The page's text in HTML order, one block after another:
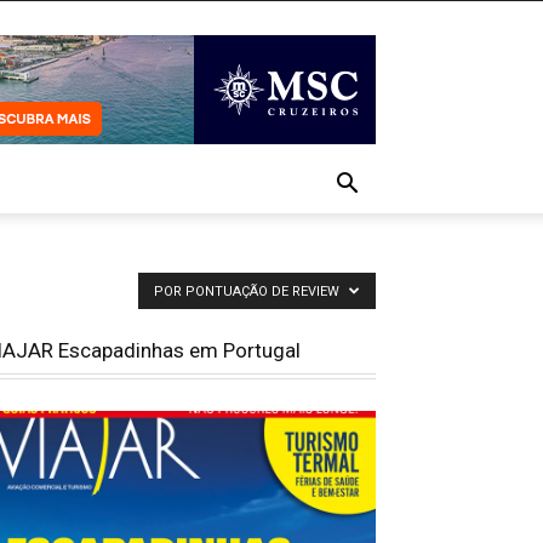
POR PONTUAÇÃO DE REVIEW
Escapadinhas em Portugal